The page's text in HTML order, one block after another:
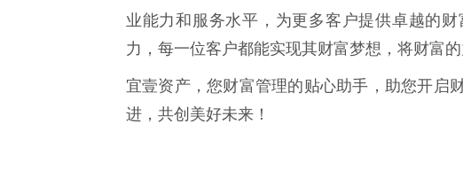
业能力和服务水平，为更多客户提供卓越的
力，每一位客户都能实现其财富梦想，将财富
宜壹资产，您财富管理的贴心助手，助您开启
进，共创美好未来！